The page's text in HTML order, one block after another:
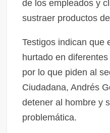
de los empleados y
sustraer productos
Testigos indican que
hurtado en
por lo que piden al
Ciudadana, Andrés
detener al hombre y
problemática.